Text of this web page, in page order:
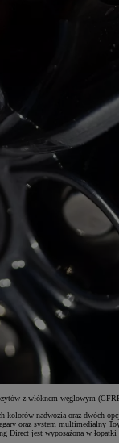
z włóknem węglowym
nadwozia oraz dwóch
oraz system multimedialny
Direct jest wyposażona w